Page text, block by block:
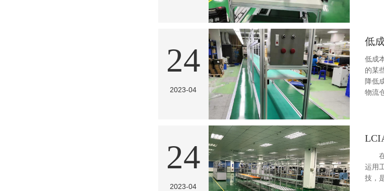
24
2023-04
低
低成
的某
降低
物流
24
2023-04
在
运用
技，